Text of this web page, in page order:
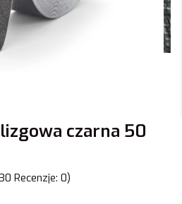
czarna 50
Recenzje: 0)